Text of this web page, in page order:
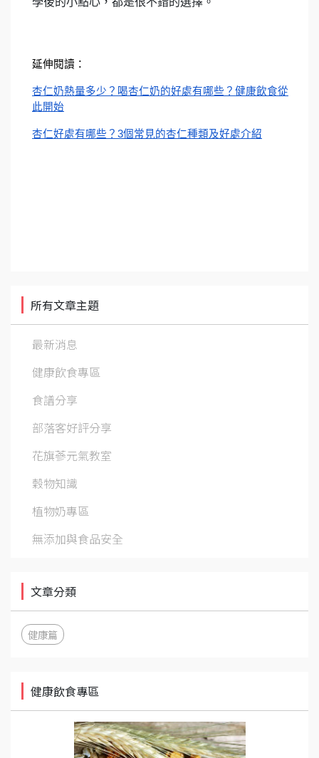
延伸閱讀：
杏仁奶熱量多少？喝杏仁奶的好處有哪些？健康飲食從
此開始
杏仁好處有哪些？3個常見的杏仁種類及好處介紹
所有文章主題
最新消息
健康飲食專區
食譜分享
部落客好評分享
花旗蔘元氣教室
穀物知識
植物奶專區
無添加與食品安全
文章分類
健康篇
健康飲食專區